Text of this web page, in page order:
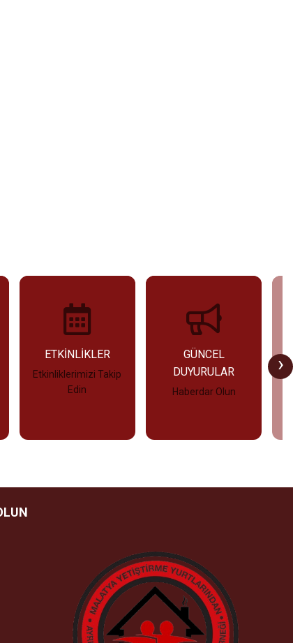
›
ETKİNLİKLER
Etkinliklerimizi Takip
Edin
GÜNCEL
DUYURULAR
Haberdar Olun